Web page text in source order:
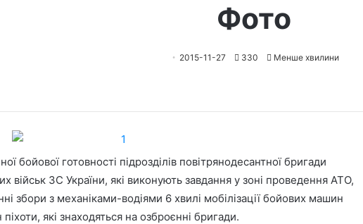
Фото
2015-11-27 330 Менше хвилини
бойової готовності підрозділів повітрянодесантної бригади
військ ЗС України, які виконують завдання у зоні проведення АТО,
збори з механіками-водіями 6 хвилі мобілізації бойових машин
які знаходяться на озброєнні бригади.